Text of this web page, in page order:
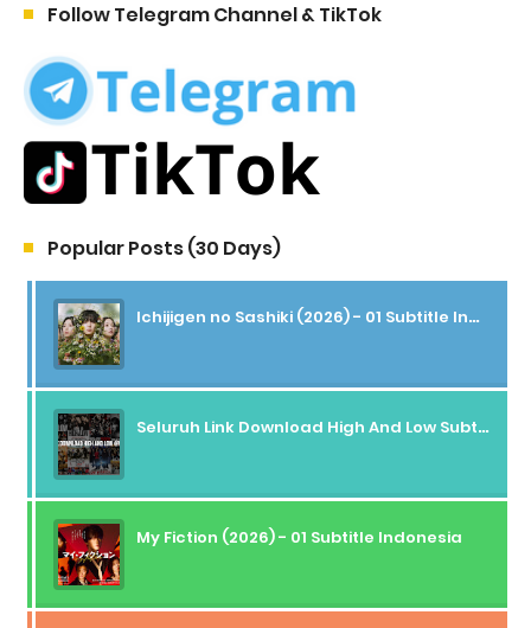
Follow Telegram Channel & TikTok
Popular Posts (30 Days)
Ichijigen no Sashiki (2026) - 01 Subtitle Indonesia
Seluruh Link Download High And Low Subtitle Indonesia
My Fiction (2026) - 01 Subtitle Indonesia